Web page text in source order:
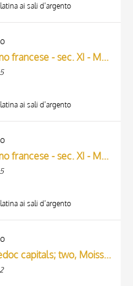
ai sali d’argento
Anonimo francese - sec. XI - Motivi decorativi a girali vegetali; Corteo dei Re Magi
ai sali d’argento
Anonimo francese - sec. XI - Motivi decorativi vegetali e animali
ai sali d’argento
Languedoc capitals; two, Moissac; five, La Daurade; one, Saint-Sernin de Toulouse cloister (Marburg)
TITLE
ARTISTA